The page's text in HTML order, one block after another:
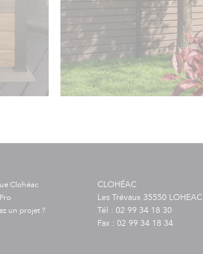
Clohéac
un projet ?
CLOHÉAC
Les Trévaux 35550 LOHEAC
Tél : 02 99 34 18 30
Fax : 02 99 34 18 34